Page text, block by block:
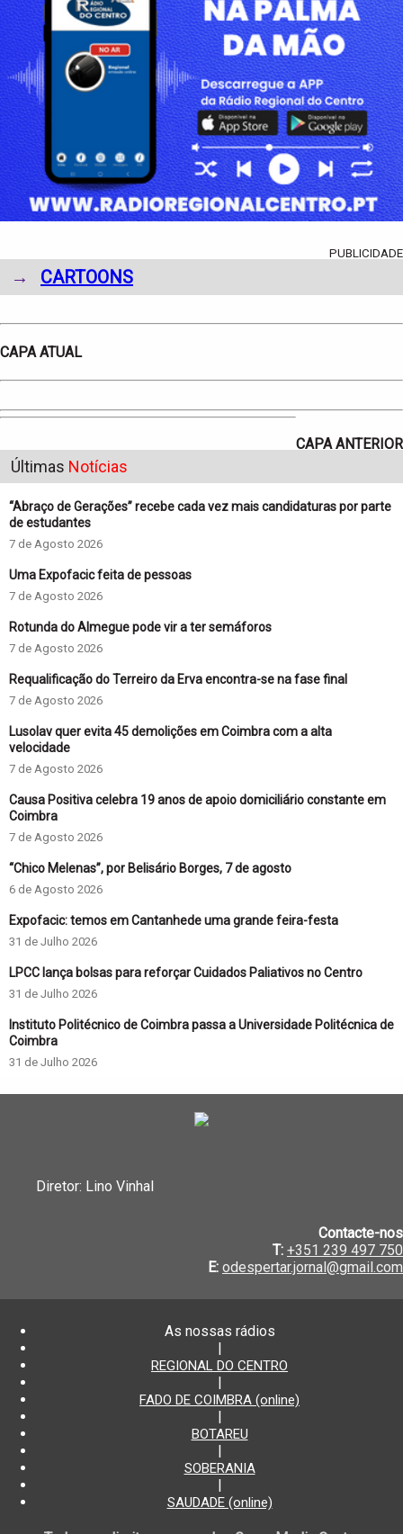
PUBLICIDADE
→ CARTOONS
CAPA ATUAL
CAPA ANTERIOR
Últimas Notícias
“Abraço de Gerações” recebe cada vez mais candidaturas por parte
de estudantes
7 de Agosto 2026
Uma Expofacic feita de pessoas
7 de Agosto 2026
Rotunda do Almegue pode vir a ter semáforos
7 de Agosto 2026
Requalificação do Terreiro da Erva encontra-se na fase final
7 de Agosto 2026
Lusolav quer evita 45 demolições em Coimbra com a alta
velocidade
7 de Agosto 2026
Causa Positiva celebra 19 anos de apoio domiciliário constante em
Coimbra
7 de Agosto 2026
“Chico Melenas”, por Belisário Borges, 7 de agosto
6 de Agosto 2026
Expofacic: temos em Cantanhede uma grande feira-festa
31 de Julho 2026
LPCC lança bolsas para reforçar Cuidados Paliativos no Centro
31 de Julho 2026
Instituto Politécnico de Coimbra passa a Universidade Politécnica de
Coimbra
31 de Julho 2026
Diretor: Lino Vinhal
Contacte-nos
T: +351 239 497 750
E: odespertar.jornal@gmail.com
As nossas rádios
|
REGIONAL DO CENTRO
|
FADO DE COIMBRA (online)
|
BOTAREU
|
SOBERANIA
|
SAUDADE (online)